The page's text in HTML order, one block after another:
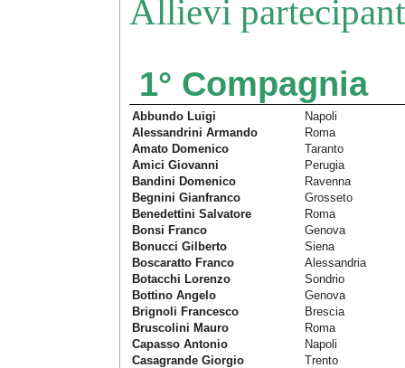
Allievi
1° Compagnia
Abbundo Luigi
Napoli
Alessandrini Armando
Roma
Amato Domenico
Taranto
Amici Giovanni
Perugia
Bandini Domenico
Ravenna
Begnini Gianfranco
Grosseto
Benedettini Salvatore
Roma
Bonsi Franco
Genova
Bonucci Gilberto
Siena
Boscaratto Franco
Alessandria
Botacchi Lorenzo
Sondrio
Bottino Angelo
Genova
Brignoli Francesco
Brescia
Bruscolini Mauro
Roma
Capasso Antonio
Napoli
Casagrande Giorgio
Trento